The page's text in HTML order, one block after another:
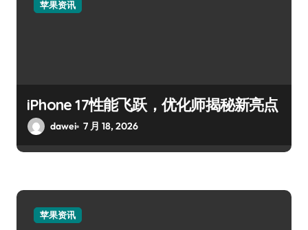
苹果资讯
iPhone 17性能飞跃，优化师揭秘新亮点
dawei 7 月 18, 2026
苹果资讯